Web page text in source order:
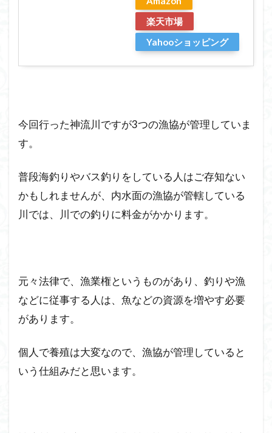
楽天市場
Yahooショッピング
今回行った神流川ですが3つの漁協が管理していま
す。
普段海釣りやバス釣りをしている人はご存知ない
かもしれませんが、内水面の漁協が管轄している
川では、川での釣りに料金がかかります。
元々法律で、漁業権というものがあり、釣りや漁
などに従事する人は、魚などの資源を増やす必要
があります。
個人で養殖は大変なので、漁協が管理していると
いう仕組みだと思います。